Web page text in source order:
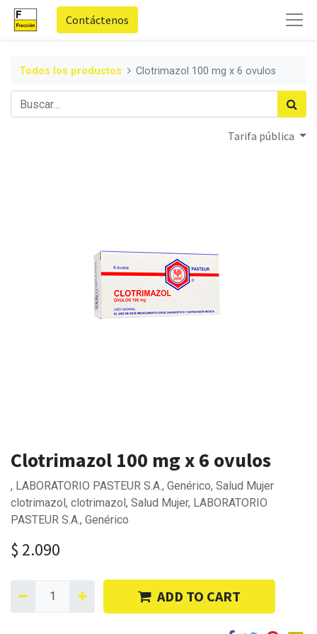
Contáctenos
Todos los productos Clotrimazol 100 mg x 6 ovulos
Tarifa pública
Clotrimazol 100 mg x 6 ovulos
, LABORATORIO PASTEUR S.A., Genérico, Salud Mujer
clotrimazol, clotrimazol, Salud Mujer, LABORATORIO
PASTEUR S.A., Genérico
$ 2.090
ADD TO CART